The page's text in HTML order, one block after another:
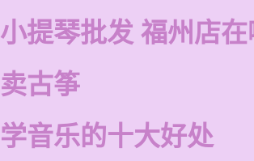
小提琴批发 福州店
卖古筝
学音乐的十大好处